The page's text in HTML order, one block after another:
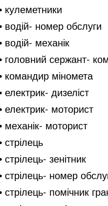
кулеметники
водій- номер обслуги
водій- механік
головний сержант-
командир міномета
електрик- дизеліст
електрик- моторист
механік- моторист
стрілець
стрілець- зенітник
стрілець- номер
стрілець- помічник